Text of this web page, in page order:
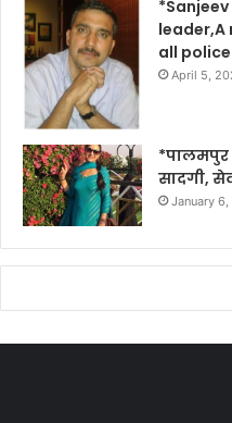
all
April 5,
*पालमपुर
सादगी,
January